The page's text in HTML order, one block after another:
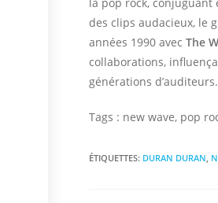
des clips audacieux, le
années 1990 avecThe
collaborations,
générations d’auditeurs.
Tags : new wave, pop
ÉTIQUETTES: DURAN DURAN